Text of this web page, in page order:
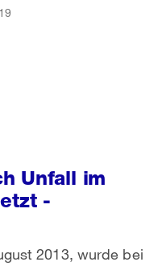
Unfall im
-
2013, wurde bei